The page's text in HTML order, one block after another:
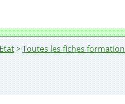
Toutes les fiches